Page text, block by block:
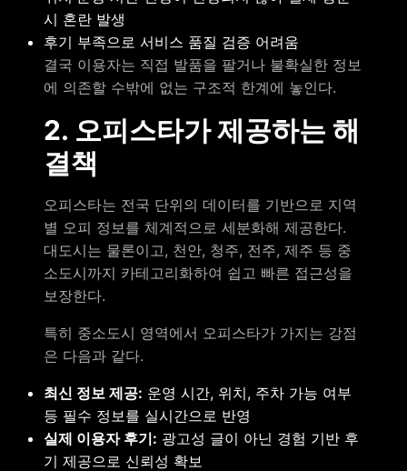
시 혼란 발생
후기 부족으로 서비스 품질 검증 어려움
결국 이용자는 직접 발품을 팔거나 불확실한 정보
에 의존할 수밖에 없는 구조적 한계에 놓인다.
2. 오피스타가 제공하는 해
결책
오피스타는 전국 단위의 데이터를 기반으로 지역
별 오피 정보를 체계적으로 세분화해 제공한다.
대도시는 물론이고, 천안, 청주, 전주, 제주 등 중
소도시까지 카테고리화하여 쉽고 빠른 접근성을
보장한다.
특히 중소도시 영역에서 오피스타가 가지는 강점
은 다음과 같다.
최신 정보 제공: 운영 시간, 위치, 주차 가능 여부
등 필수 정보를 실시간으로 반영
실제 이용자 후기: 광고성 글이 아닌 경험 기반 후
기 제공으로 신뢰성 확보